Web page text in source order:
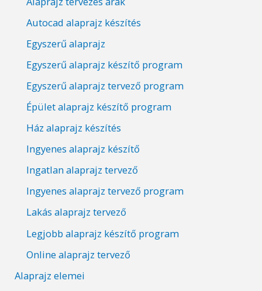
Autocad alaprajz készítés
Egyszerű alaprajz
Egyszerű alaprajz készítő program
Egyszerű alaprajz tervező program
Épület alaprajz készítő program
Ház alaprajz készítés
Ingyenes alaprajz készítő
Ingatlan alaprajz tervező
Ingyenes alaprajz tervező program
Lakás alaprajz tervező
Legjobb alaprajz készítő program
Online alaprajz tervező
Alaprajz elemei